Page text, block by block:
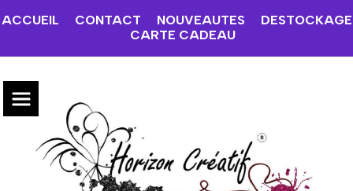
ACCUEIL CONTACT NOUVEAUTES
DESTOCKAGE
CARTE CADEAU